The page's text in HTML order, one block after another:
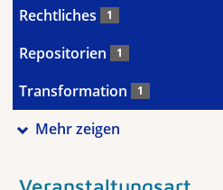
Rechtliches 1
Repositorien 1
Transformation 1
Mehr zeigen